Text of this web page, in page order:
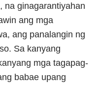
na ginagarantiyahan
ang mga
ang panalangin ng
Sa kanyang
mga tagapag-
babae upang